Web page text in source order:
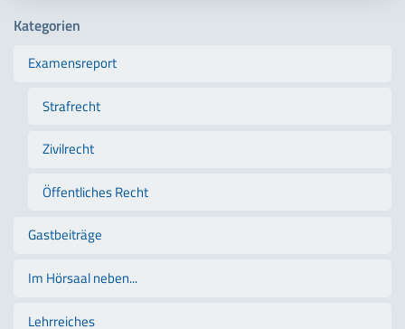
Kategorien
Examensreport
Strafrecht
Zivilrecht
Öffentliches Recht
Gastbeiträge
Im Hörsaal neben...
Lehrreiches